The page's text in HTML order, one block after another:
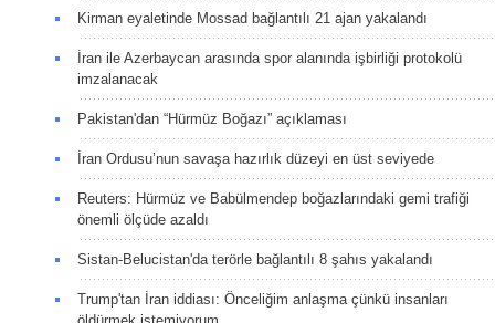
Kirman eyaletinde Mossad bağlantılı 21 ajan yakalandı
İran ile Azerbaycan arasında spor alanında işbirliği protokolü
imzalanacak
Pakistan'dan “Hürmüz Boğazı” açıklaması
İran Ordusu’nun savaşa hazırlık düzeyi en üst seviyede
Reuters: Hürmüz ve Babülmendep boğazlarındaki gemi trafiği
önemli ölçüde azaldı
Sistan-Belucistan'da terörle bağlantılı 8 şahıs yakalandı
Trump'tan İran iddiası: Önceliğim anlaşma çünkü insanları